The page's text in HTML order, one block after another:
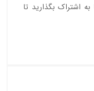
اشتراک بگذارید تا